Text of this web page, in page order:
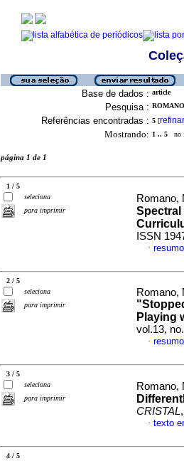
Base de dados : article
Pesquisa :
Referências encontradas : 5 [refinar
Mostrando: 1 .. 5 no
página 1 de 1
1 / 5
seleciona
para imprimir
Romano,
Spectral
ISSN
·
2 / 5
seleciona
para imprimir
Romano,
Playing
vol.13,
·
3 / 5
seleciona
para imprimir
Romano,
CRISTAL
· texto
4 / 5